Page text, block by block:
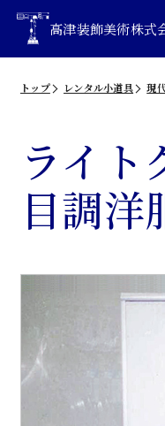
高津装飾美術株式
トップ レンタル小道具 現
ライト
目調洋